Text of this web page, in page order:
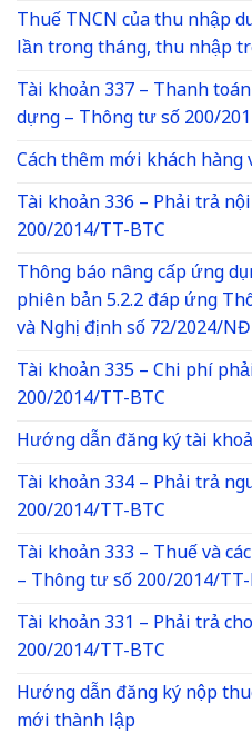
Thuế TNCN của thu nhập
lần trong tháng, thu nhập
Tài khoản 337 – Thanh
dựng – Thông tư số 200/
Cách thêm mới khách
Tài khoản 336 – Phải trả
200/2014/TT-BTC
Thông báo nâng cấp ứng
phiên bản 5.2.2 đáp ứng
và Nghị định số 72/2024/
Tài khoản 335 – Chi phí
200/2014/TT-BTC
Hướng dẫn đăng ký tài
Tài khoản 334 – Phải trả
200/2014/TT-BTC
Tài khoản 333 – Thuế và
– Thông tư số 200/2014/
Tài khoản 331 – Phải trả
200/2014/TT-BTC
Hướng dẫn đăng ký nộp
mới thành lập